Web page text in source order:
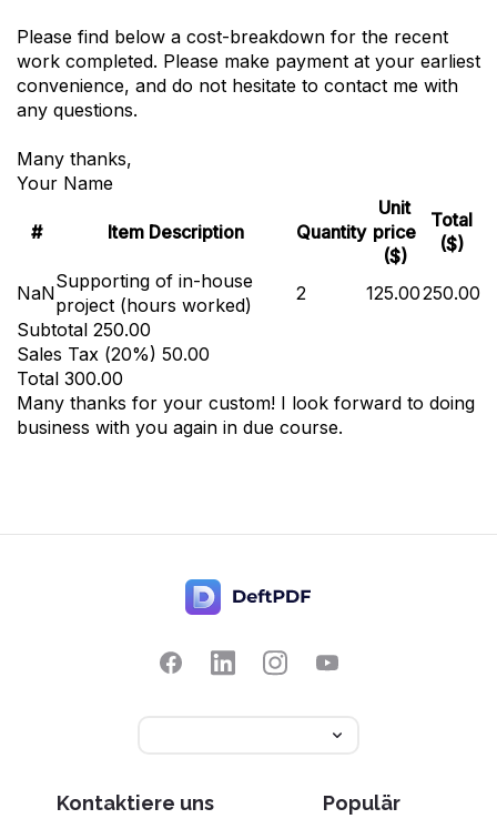
Please find below a cost-breakdown for the recent
work completed. Please make payment at your earliest
convenience, and do not hesitate to contact me with
any questions.
Many thanks,
Your Name
# Item Description Quantity
Unit
price
($)
Total
($)
NaN
Supporting of in-house
project (hours worked)
2 125.00250.00
Subtotal 250.00
Sales Tax (20%) 50.00
Total 300.00
Many thanks for your custom! I look forward to doing
business with you again in due course.
Kontaktiere uns Populär